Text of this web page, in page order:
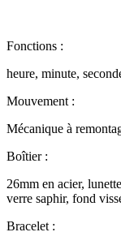
Fonctions :
heure, minute,
Mouvement :
Mécanique à
Boîtier :
26mm en acier,
verre saphir, fond
Bracelet :